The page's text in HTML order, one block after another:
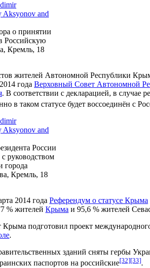
Aksyonov and
о принятии
Российскую
Кремль, 18
жителей Автономной Республики
года Верховный Совет Автономной
. В соответствии с декларацией, в случае
в таком статусе будет воссоединён с
Aksyonov and
России
руководством
города
Кремль, 18
2014 года Референдум о статусе Крыма
% жителей Крыма и 95,6 % жителей
Крыма подготовил проект
.
зданий сняты гербы
паспортов на российские[32][33].